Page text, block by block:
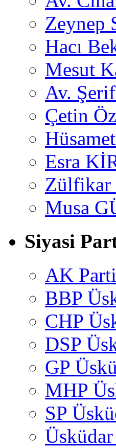
Zeynep
Hacı
Mesut
Av.
Çetin
Esra
Musa
Siyasi
AK
BBP
CHP
DSP
GP
MHP
SP